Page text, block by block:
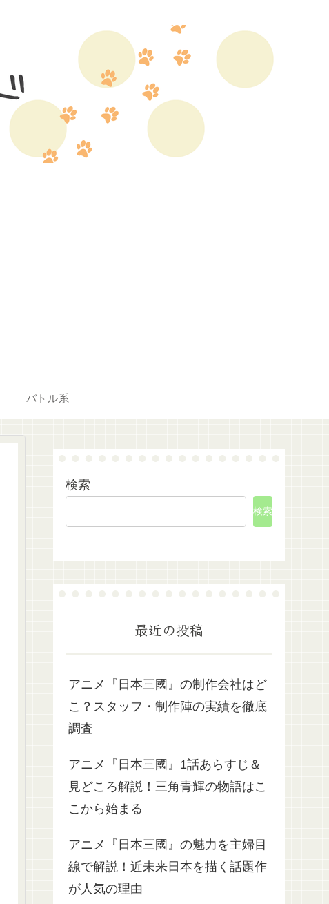
バトル系
検索
検索
最近の投稿
アニメ『日本三國』の制作会社はど
こ？スタッフ・制作陣の実績を徹底
調査
アニメ『日本三國』1話あらすじ＆
見どころ解説！三角青輝の物語はこ
こから始まる
アニメ『日本三國』の魅力を主婦目
線で解説！近未来日本を描く話題作
が人気の理由